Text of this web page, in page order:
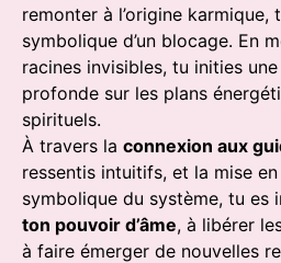
remonter à l’origine karmique,
symbolique d’un blocage. En
racines invisibles, tu inities
profonde sur les plans
spirituels.
À travers la connexion aux
ressentis intuitifs, et la mise
symbolique du système, tu es
ton pouvoir d’âme, à libérer
à faire émerger de nouvelles